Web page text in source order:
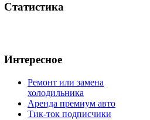
Статистика
Интересное
Ремонт или замена
холодильника
Аренда премиум авто
Тик-ток подписчики